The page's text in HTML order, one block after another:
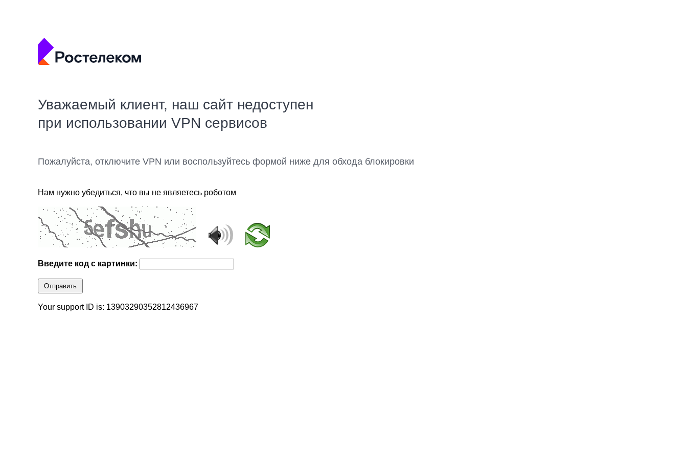
Уважаемый клиент, наш сайт недоступен
при использовании VPN сервисов
Пожалуйста, отключите VPN или воспользуйтесь формой ниже для обхода блокировки
Нам нужно убедиться, что вы не являетесь роботом
Введите код с картинки:
Отправить
Your support ID is: 13903290352812436967